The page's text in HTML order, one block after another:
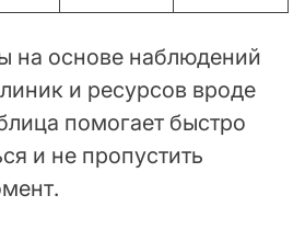
на основе наблюдений
и ресурсов вроде
помогает быстро
и не пропустить